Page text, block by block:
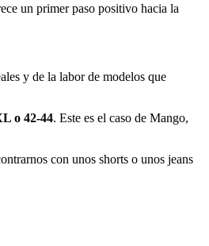
un primer paso positivo hacia la
y de la labor de modelos que
o 42-44. Este es el caso de Mango,
con unos shorts o unos jeans